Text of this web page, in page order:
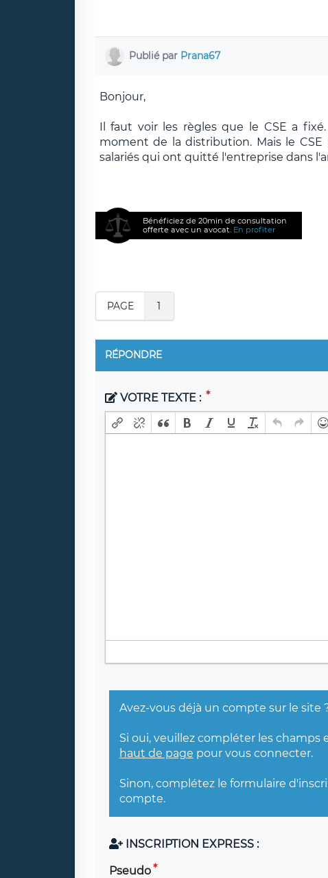
Publié par Prana67
Bonjour,
Il faut voir les règles que le CSE a
moment de la distribution. Mais le
salariés qui ont quitté l'entreprise dans
Bénéficiez de 20min de consultation
offerte avec un avocat. En profiter
PAGE 1
RÉPONDRE
VOTRE TEXTE :
Avez-vous déjà un compte sur le site
Si oui, veuillez compléter les champs
haut de page pour vous connecter.
Sinon, complétez le formulaire
compte.
INSCRIPTION EXPRESS :
Pseudo